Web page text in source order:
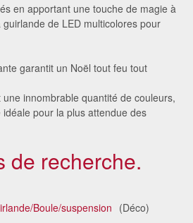
en apportant une touche de magie à
de LED multicolores pour
garantit un Noël tout feu tout
innombrable quantité de couleurs,
pour la plus attendue des
de recherche.
Boule/suspension (Déco)